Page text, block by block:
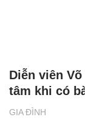
GIA ĐÌNH
Diễn viên
tâm khi có